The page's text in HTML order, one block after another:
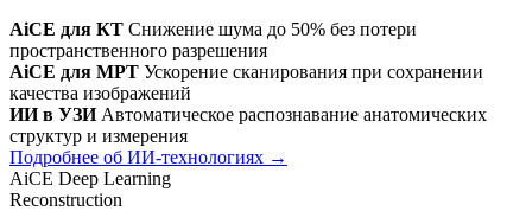
AiCE для КТ Снижение шума до 50% без потери
пространственного разрешения
AiCE для МРТ Ускорение сканирования при сохранении
качества изображений
ИИ в УЗИ Автоматическое распознавание анатомических
структур и измерения
Подробнее об ИИ-технологиях →
AiCE Deep Learning
Reconstruction